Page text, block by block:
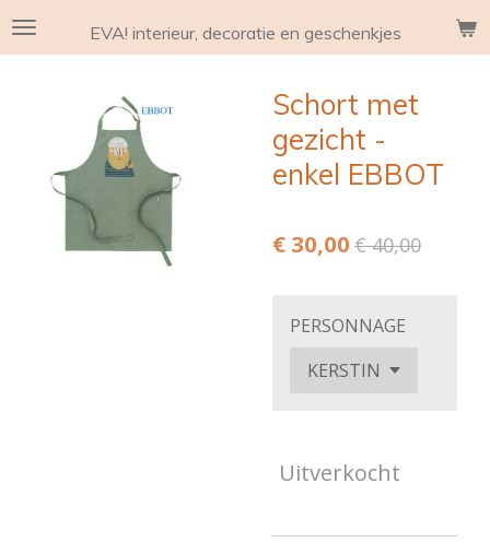
Ga
hoofdinhoud
EVA! interieur, decoratie en geschenkjes
Schort met
gezicht -
enkel EBBOT
€ 30,00 € 40,00
PERSONNAGE
Uitverkocht